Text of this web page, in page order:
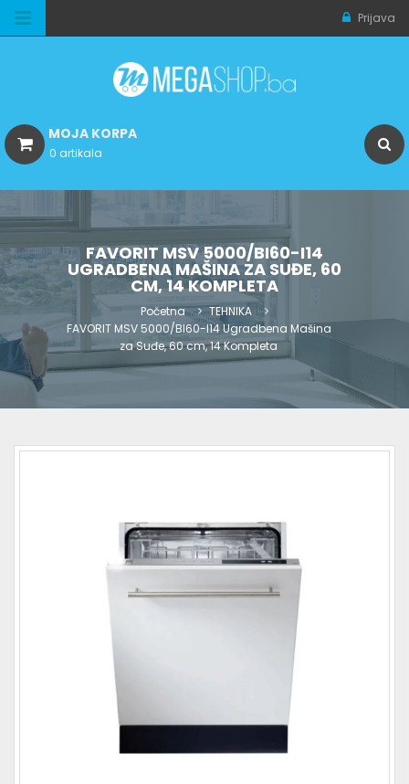
Prijava
MOJA KORPA
0 artikala
FAVORIT MSV 5000/BI60-I14
UGRADBENA MAŠINA ZA SUĐE, 60
CM, 14 KOMPLETA
Početna
TEHNIKA
FAVORIT MSV 5000/BI60-I14 Ugradbena Mašina
za Suđe, 60 cm, 14 Kompleta